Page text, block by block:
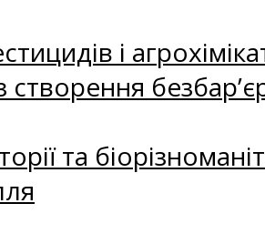
і
створення
та